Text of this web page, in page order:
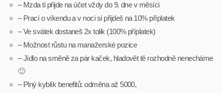
– Mzda ti přijde na účet vždy do 9. dne v měsíci
– Prací o víkendu a v noci si přijdeš na 10% příplatek
– Ve svátek dostaneš 2x tolik (100% příplatek)
– Možnost růstu na manažerské pozice
– Jídlo na směně za pár kaček, hladovět tě rozhodně nenecháme
🙂
– Plný kyblík benefitů: odměna až 5000,